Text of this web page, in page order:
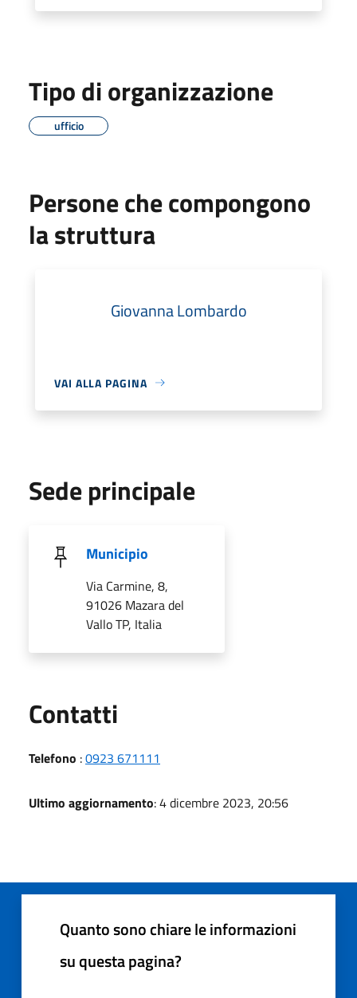
Tipo di organizzazione
ufficio
Persone che compongono
la struttura
Giovanna Lombardo
VAI ALLA PAGINA
Sede principale
Municipio
Via Carmine, 8,
91026 Mazara del
Vallo TP, Italia
Contatti
Telefono :0923 671111
Ultimo aggiornamento: 4 dicembre 2023, 20:56
Quanto sono chiare le informazioni
su questa pagina?